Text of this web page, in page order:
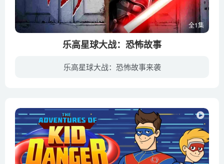
全1集
乐高星球大战：恐怖故事
乐高星球大战：恐怖故事来袭